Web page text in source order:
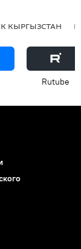
КЫРГЫЗСТАН
Rutube